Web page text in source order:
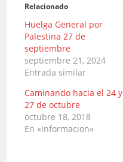
Relacionado
Huelga General por
Palestina 27 de
septiembre
septiembre 21, 2024
Entrada similar
Caminando hacia el 24 y
27 de octubre
octubre 18, 2018
En «Informacion»